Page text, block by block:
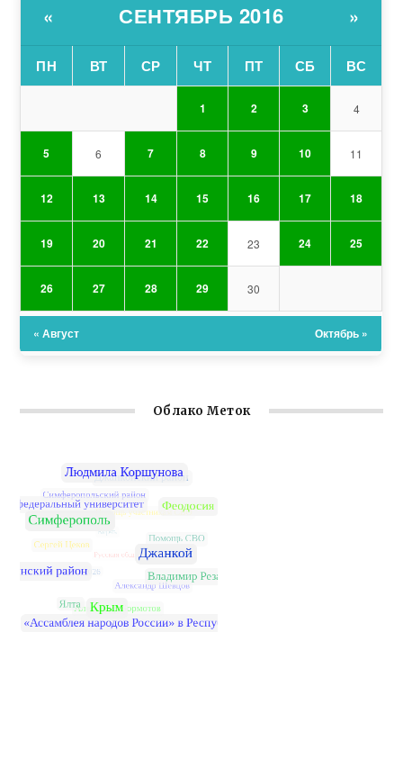
« СЕНТЯБРЬ 2016 »
ПН ВТ СР ЧТ ПТ СБ ВС
1 2 3 4
5 6 7 8 9 10 11
12 13 14 15 16 17 18
19 20 21 22 23 24 25
26 27 28 29 30
« Август Октябрь »
Облако Меток